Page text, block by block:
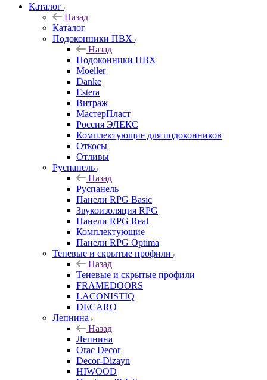
Каталог
Назад
Каталог
Подоконники ПВХ
Назад
Подоконники ПВХ
Moeller
Danke
Estera
Витраж
МастерПласт
Россия ЭЛЕКС
Комплектующие для подоконников
Откосы
Отливы
Руспанель
Назад
Руспанель
Панели RPG Basic
Звукоизоляция RPG
Панели RPG Real
Комплектующие
Панели RPG Optima
Теневые и скрытые профили
Назад
Теневые и скрытые профили
FRAMEDOORS
LACONISTIQ
DECARO
Лепнина
Назад
Лепнина
Orac Decor
Decor-Dizayn
HIWOOD